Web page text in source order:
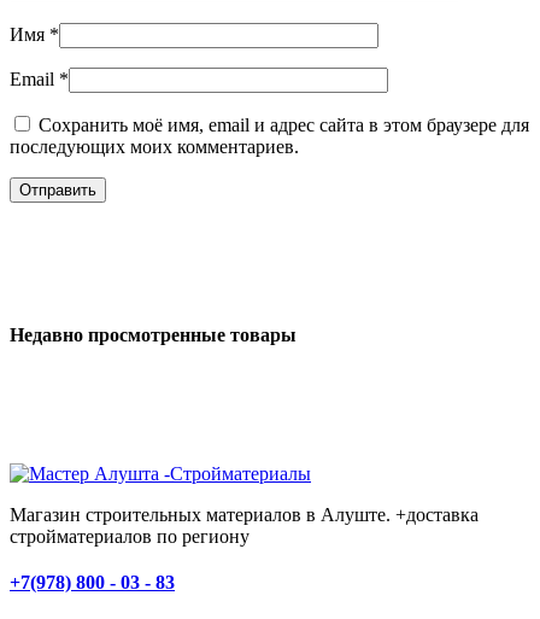
Имя *
Email *
Сохранить моё имя, email и адрес сайта в этом браузере для
последующих моих комментариев.
Недавно просмотренные товары
Магазин строительных материалов в Алуште. +доставка
стройматериалов по региону
+7(978) 800 - 03 - 83